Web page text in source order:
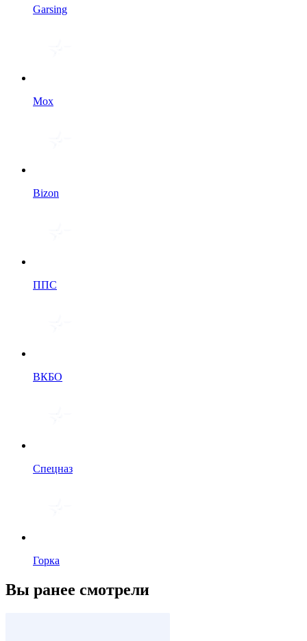
Garsing
Мох
Bizon
ППС
ВКБО
Спецназ
Горка
Вы ранее смотрели